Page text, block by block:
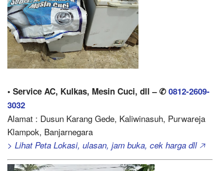
• Service AC, Kulkas, Mesin Cuci, dll – ✆0812-2609-
3032
Alamat : Dusun Karang Gede, Kaliwinasuh, Purwareja
Klampok, Banjarnegara
> Lihat Peta Lokasi, ulasan, jam buka, cek harga dll 🡥